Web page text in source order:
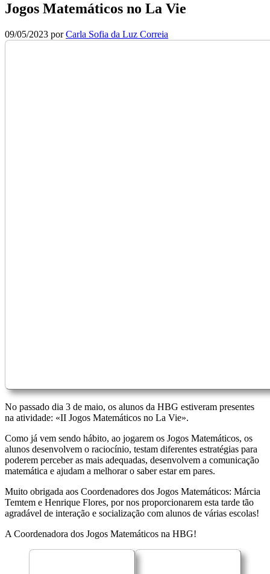
Jogos Matemáticos no La Vie
09/05/2023 porCarla Sofia da Luz Correia
No passado dia 3 de maio, os alunos da HBG estiveram presentes
na atividade: «II Jogos Matemáticos no La Vie».
Como já vem sendo hábito, ao jogarem os Jogos Matemáticos, os
alunos desenvolvem o raciocínio, testam diferentes estratégias para
poderem perceber as mais adequadas, desenvolvem a comunicação
matemática e ajudam a melhorar o saber estar em pares.
Muito obrigada aos Coordenadores dos Jogos Matemáticos: Márcia
Temtem e Henrique Flores, por nos proporcionarem esta tarde tão
agradável de interação e socialização com alunos de várias escolas!
A Coordenadora dos Jogos Matemáticos na HBG!